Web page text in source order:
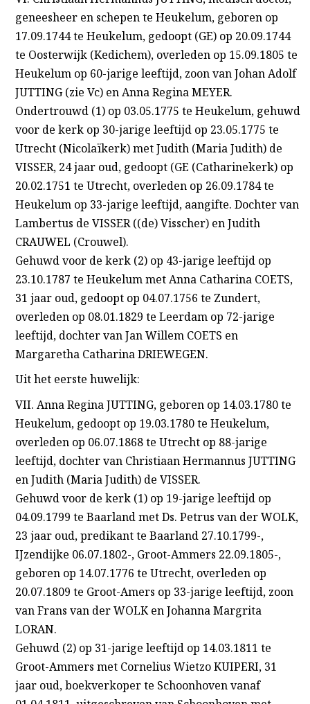
geneesheer en schepen te Heukelum, geboren op
17.09.1744 te Heukelum, gedoopt (GE) op 20.09.1744
te Oosterwijk (Kedichem), overleden op 15.09.1805 te
Heukelum op 60-jarige leeftijd, zoon van Johan Adolf
JUTTING (zie Vc) en Anna Regina MEYER.
Ondertrouwd (1) op 03.05.1775 te Heukelum, gehuwd
voor de kerk op 30-jarige leeftijd op 23.05.1775 te
Utrecht (Nicolaïkerk) met Judith (Maria Judith) de
VISSER, 24 jaar oud, gedoopt (GE (Catharinekerk) op
20.02.1751 te Utrecht, overleden op 26.09.1784 te
Heukelum op 33-jarige leeftijd, aangifte. Dochter van
Lambertus de VISSER ((de) Visscher) en Judith
CRAUWEL (Crouwel).
Gehuwd voor de kerk (2) op 43-jarige leeftijd op
23.10.1787 te Heukelum met Anna Catharina COETS,
31 jaar oud, gedoopt op 04.07.1756 te Zundert,
overleden op 08.01.1829 te Leerdam op 72-jarige
leeftijd, dochter van Jan Willem COETS en
Margaretha Catharina DRIEWEGEN.
Uit het eerste huwelijk:
VII. Anna Regina JUTTING, geboren op 14.03.1780 te
Heukelum, gedoopt op 19.03.1780 te Heukelum,
overleden op 06.07.1868 te Utrecht op 88-jarige
leeftijd, dochter van Christiaan Hermannus JUTTING
en Judith (Maria Judith) de VISSER.
Gehuwd voor de kerk (1) op 19-jarige leeftijd op
04.09.1799 te Baarland met Ds. Petrus van der WOLK,
23 jaar oud, predikant te Baarland 27.10.1799-,
IJzendijke 06.07.1802-, Groot-Ammers 22.09.1805-,
geboren op 14.07.1776 te Utrecht, overleden op
20.07.1809 te Groot-Amers op 33-jarige leeftijd, zoon
van Frans van der WOLK en Johanna Margrita
LORAN.
Gehuwd (2) op 31-jarige leeftijd op 14.03.1811 te
Groot-Ammers met Cornelius Wietzo KUIPERI, 31
jaar oud, boekverkoper te Schoonhoven vanaf